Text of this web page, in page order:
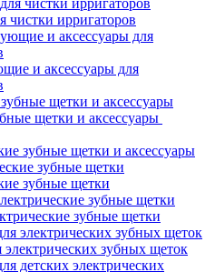
чистки ирригаторов
и аксессуары для
щетки и аксессуары
зубные щетки и аксессуары
зубные щетки
зубные щетки
электрических зубных щеток